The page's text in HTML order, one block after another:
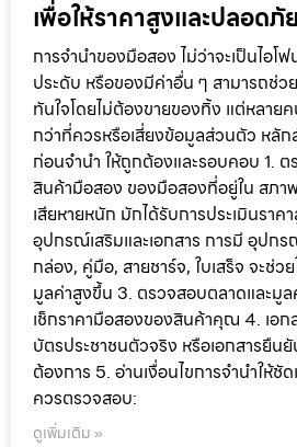
เพื่อให้ราคาสูงและปลอดภัย
การจำนำของมือสอง ไม่ว่าจะเป็นไอโ
ประดับ หรือของมีค่าอื่น ๆ สามารถช่ว
ทันใจโดยไม่ต้องขายของทิ้ง แต่หลาย
กว่าที่ควรหรือเสี่ยงข้อมูลส่วนตัว หลั
ก่อนจำนำ ให้ถูกต้องและรอบคอบ 1.
สินค้ามือสอง ของมือสองที่อยู่ใน สภา
เสียหายหนัก มักได้รับการประเมินราค
อุปกรณ์เสริมและเอกสาร การมี อุปก
กล่อง, คู่มือ, สายชาร์จ, ใบเสร็จ จะช่ว
มูลค่าสูงขึ้น 3. ตรวจสอบตลาดและมู
เช็กราคามือสองของสินค้าคุณ 4. เอก
บัตรประชาชนตัวจริง หรือเอกสารยืน
ต้องการ 5. อ่านเงื่อนไขการจำนำให้
ควรตรวจสอบ:
ดูเพิ่มเติม »